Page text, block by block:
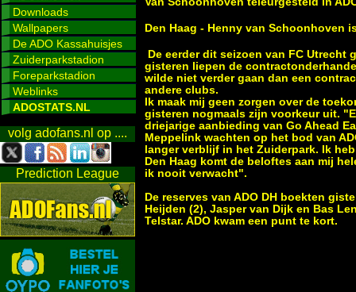
Downloads
Wallpapers
De ADO Kassahuisjes
Zuiderparkstadion
Foreparkstadion
Weblinks
ADOSTATS.NL
volg adofans.nl op ....
Prediction League
Den Haag - Henny van Schoonhoven
De eerder dit seizoen van FC
gisteren liepen de
wilde niet verder gaan dan een
andere clubs.
Ik maak mij geen zorgen over de
gisteren nogmaals zijn voorkeur uit.
driejarige aanbieding van Go Ahead
Meppelink wachten op het bod van
langer verblijf in het Zuiderpark. Ik
Den Haag komt de beloftes aan mij
ik nooit verwacht".
De reserves van ADO DH boekten
Heijden (2), Jasper van Dijk en Bas
Telstar. ADO kwam een punt te kort.